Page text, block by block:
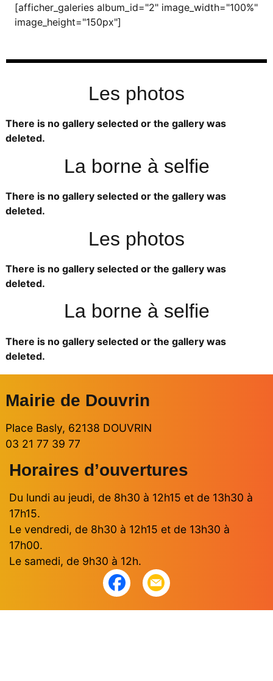
[afficher_galeries album_id="2" image_width="100%"
image_height="150px"]
Les photos
There is no gallery selected or the gallery was
deleted.
La borne à selfie
There is no gallery selected or the gallery was
deleted.
Les photos
There is no gallery selected or the gallery was
deleted.
La borne à selfie
There is no gallery selected or the gallery was
deleted.
Mairie de Douvrin
Place Basly, 62138 DOUVRIN
03 21 77 39 77
Horaires d’ouvertures
Du lundi au jeudi, de 8h30 à 12h15 et de 13h30 à
17h15.
Le vendredi, de 8h30 à 12h15 et de 13h30 à
17h00.
Le samedi, de 9h30 à 12h.